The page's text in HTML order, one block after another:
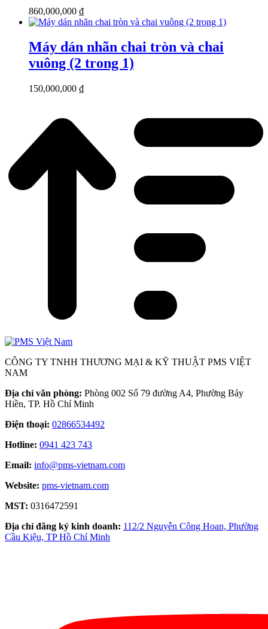
860,000,000 ₫
Máy dán nhãn chai tròn và chai
vuông (2 trong 1)
150,000,000 ₫
CÔNG TY TNHH THƯƠNG MẠI & KỸ THUẬT PMS VIỆT
NAM
Địa chỉ văn phòng: Phòng 002 Số 79 đường A4, Phường Bảy
Hiền, TP. Hồ Chí Minh
Điện thoại: 02866534492
Hotline: 0941 423 743
Email: info@pms-vietnam.com
Website: pms-vietnam.com
MST: 0316472591
Địa chỉ đăng ký kinh doanh: 112/2 Nguyễn Công Hoan, Phường
Cầu Kiệu, TP Hồ Chí Minh